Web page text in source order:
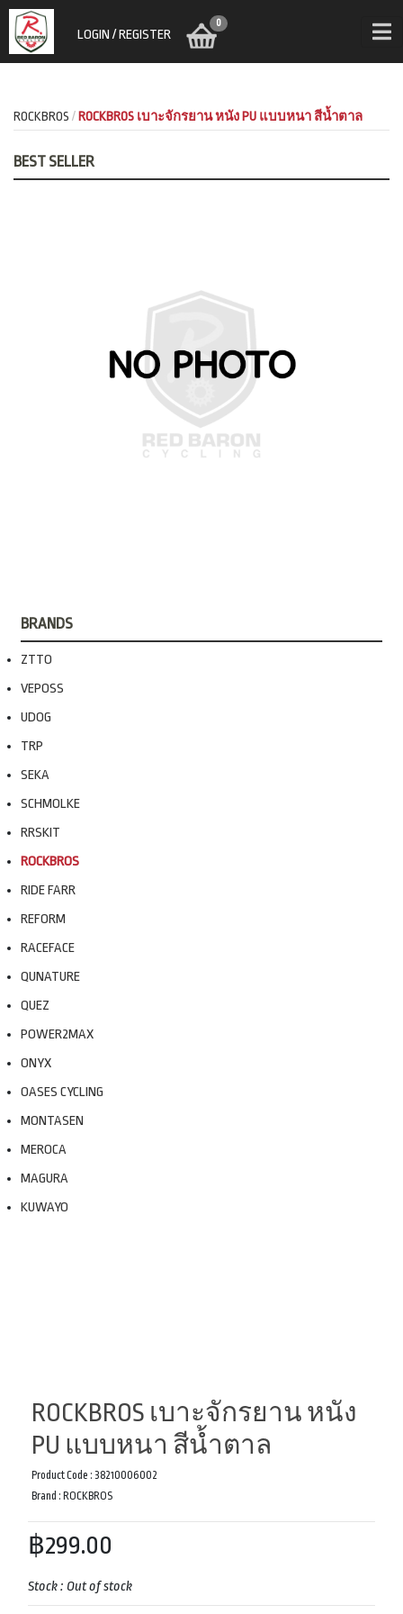
LOGIN / REGISTER
0
ROCKBROS ROCKBROS เบาะจักรยาน หนัง PU แบบหนา สีน้ำตาล
BRANDS
ZTTO
VEPOSS
UDOG
TRP
SEKA
SCHMOLKE
RRSKIT
ROCKBROS
RIDE FARR
REFORM
RACEFACE
QUNATURE
QUEZ
POWER2MAX
ONYX
OASES CYCLING
MONTASEN
MEROCA
MAGURA
KUWAYO
BEST SELLER
ROCKBROS เบาะจักรยาน หนัง
PU แบบหนา สีน้ำตาล
Product Code : 38210006002
Brand : ROCKBROS
฿299.00
Stock : Out of stock